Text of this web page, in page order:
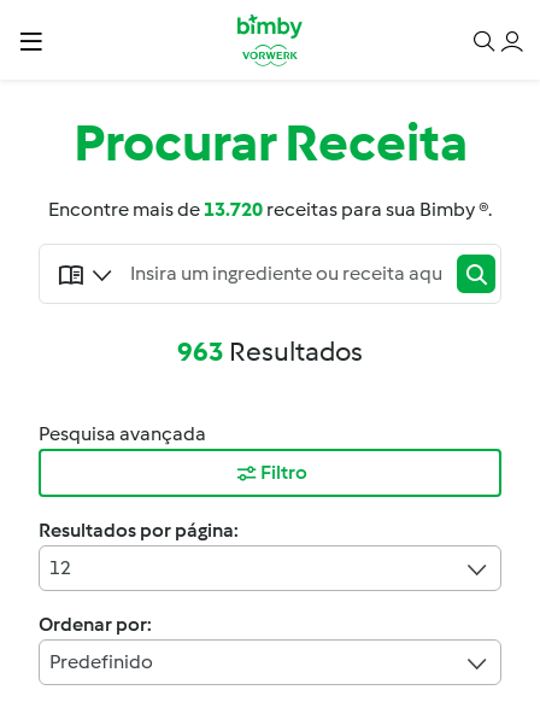
ProcurarReceita
Encontre mais de13.720 receitas para sua Bimby ®.
963 Resultados
Pesquisa avançada
Filtro
Resultados por página:
12
Ordenar por:
Predefinido